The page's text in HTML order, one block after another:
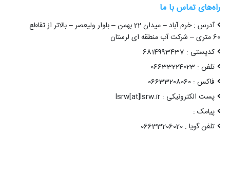
راه‌های تماس با ما
آدرس : خرم آباد – میدان 22 بهمن – بلوار ولیعصر – بالاتر از تقاطع
60 متری – شرکت آب منطقه ای لرستان
کدپستی : 6814993437
تلفن : 06633224023
فاکس : 06633208060
پست الکترونیکی : lsrw[at]lsrw.ir
پیامک :
تلفن گویا : 06633206020